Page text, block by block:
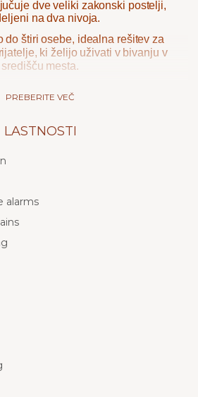
dve veliki zakonski postelji,
na dva nivoja.
do štiri osebe, idealna rešitev za
ki želijo uživati v bivanju v
središču mesta.
odprti dupleks
- Vključuje 2 spalnici
postelje za čudovite Zzzzzz
hitri brezžični internet
Smart TV z Netflixom
PREBERITE VEČ
LASTNOSTI
alarms